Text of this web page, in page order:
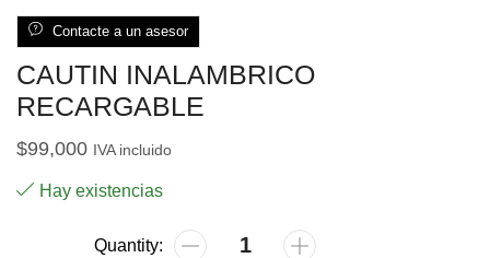
Contacte a un asesor
CAUTIN INALAMBRICO
RECARGABLE
$99,000 IVA incluido
Hay existencias